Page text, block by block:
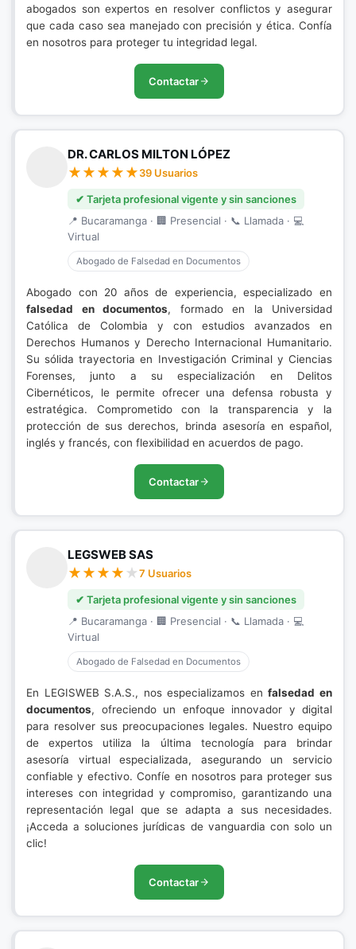
abogados son expertos en resolver conflictos y asegurar
que cada caso sea manejado con precisión y ética. Confía
en nosotros para proteger tu integridad legal.
Contactar
DR. CARLOS MILTON LÓPEZ
39 Usuarios
✔ Tarjeta profesional vigente y sin sanciones
📍 Bucaramanga · 🏢 Presencial · 📞 Llamada · 💻
Virtual
Abogado de Falsedad en Documentos
Abogado con 20 años de experiencia, especializado en
falsedad en documentos, formado en la Universidad
Católica de Colombia y con estudios avanzados en
Derechos Humanos y Derecho Internacional Humanitario.
Su sólida trayectoria en Investigación Criminal y Ciencias
Forenses, junto a su especialización en Delitos
Cibernéticos, le permite ofrecer una defensa robusta y
estratégica. Comprometido con la transparencia y la
protección de sus derechos, brinda asesoría en español,
inglés y francés, con flexibilidad en acuerdos de pago.
Contactar
LEGSWEB SAS
7 Usuarios
✔ Tarjeta profesional vigente y sin sanciones
📍 Bucaramanga · 🏢 Presencial · 📞 Llamada · 💻
Virtual
Abogado de Falsedad en Documentos
En LEGISWEB S.A.S., nos especializamos enfalsedad en
documentos, ofreciendo un enfoque innovador y digital
para resolver sus preocupaciones legales. Nuestro equipo
de expertos utiliza la última tecnología para brindar
asesoría virtual especializada, asegurando un servicio
confiable y efectivo. Confíe en nosotros para proteger sus
intereses con integridad y compromiso, garantizando una
representación legal que se adapta a sus necesidades.
¡Acceda a soluciones jurídicas de vanguardia con solo un
clic!
Contactar